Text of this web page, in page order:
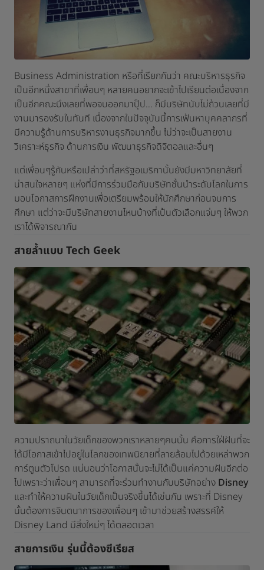
Business Administration หรือที่เรียกกันว่า คณะบริหารธุรกิจ
เป็นอีกหนึ่งสาขาที่เพื่อนๆ หลายคนอยากจะเข้าไปเรียนต่อเนื่องจาก
เป็นอีกคณะนึงเลยที่พอจบออกมาปุ๊ป… ก็มีบริษัทนับไม่ถ้วนเลยที่มี
งานมารองรับในทันที เนื่องจากในปัจจุบันนี้การเฟ้นหาบุคคลากรที่
มีความรู้ด้านการบริหารงานธุรกิจมากขึ้น ไม่ว่าจะเป็นสายงาน
วิเคราะห์ธุรกิจ ด้านการเงิน พัฒนาธุรกิจดิจิตอลและอื่นๆ
แต่เพื่อนๆรู้กันหรือเปล่าว่าที่สหรัฐอเมริกานั้นยังมีมหาวิทยาลัยที่
น่าสนใจหลายๆ แห่งที่มีการร่วมมือกับบริษัทชั้นนำระดับโลกในการ
มอบโอกาสการฝึกงานเพื่อเตรียมพร้อมให้นักศึกษาก่อนจบการ
ศึกษา แต่ว่าจะมีบริษัทสายงานไหนบ้างที่เป้นตัวเลือกแจ่มๆ ให้พวก
เราได้พิจารณากัน
สายล้ำแบบ Tech Geek
ความปราถนาในวัยเด็กของพวกเราหลายๆคนนั้น คือการใฝ่ฝันที่จะ
ได้มีโอกาสเข้าไปอยู่ในโลกของเทพนิยายที่ลายล้อมไปด้วยเหล่าพวก
การ์ตูนตัวโปรด แน่นอนว่าโอกาสนั้นจะไม่ได้เป็นแค่ความฝันอีกต่อ
ไปเพราะว่าเพื่อนๆ สามารถที่จะร่วมทำงานกับบริษัทอย่าง Disney
และทำให้ความฝันในวัยเด็กเป็นจริงขึ้นได้เช่นกัน เพราะที่ Disney
นั้นต้องการจินตนาการของเพื่อนๆ เข้ามาช่วยสร้างสรรค์ให้
Disney Land มีสิ่งใหม่ๆ ได้ตลอดเวลา
สายการเงิน รุ่นนี้ต้องซีเรียส